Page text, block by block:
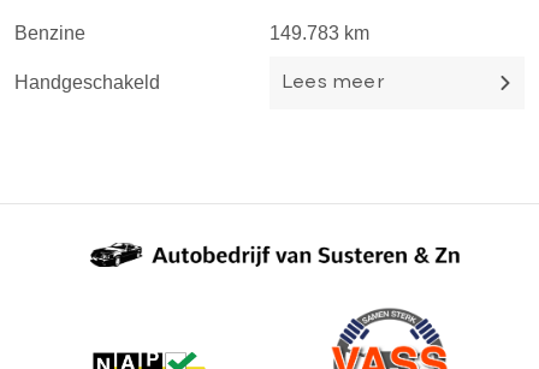
Benzine 149.783 km
Handgeschakeld Lees meer